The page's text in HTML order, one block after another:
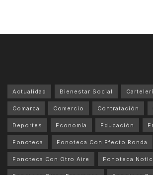
Actualidad Bienestar Social
Comarca Comercio Contratación
Deportes Economía Educación
Fonoteca Fonoteca Con Efecto Ronda
Fonoteca Con Otro Aire Fonoteca